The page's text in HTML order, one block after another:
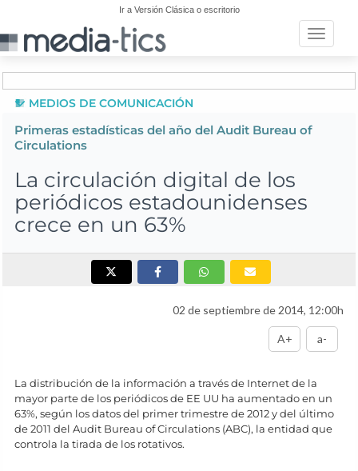
Ir a Versión Clásica o escritorio
Toggle
MEDIOS DE COMUNICACIÓN
Primeras estadísticas del año del Audit Bureau of
Circulations
La circulación digital de los
periódicos estadounidenses
crece en un 63%
02 de septiembre de 2014, 12:00h
A+ a-
La distribución de la información a través de Internet de la
mayor parte de los periódicos de EE UU ha aumentado en un
63%, según los datos del primer trimestre de 2012 y del último
de 2011 del Audit Bureau of Circulations (ABC), la entidad que
controla la tirada de los rotativos.